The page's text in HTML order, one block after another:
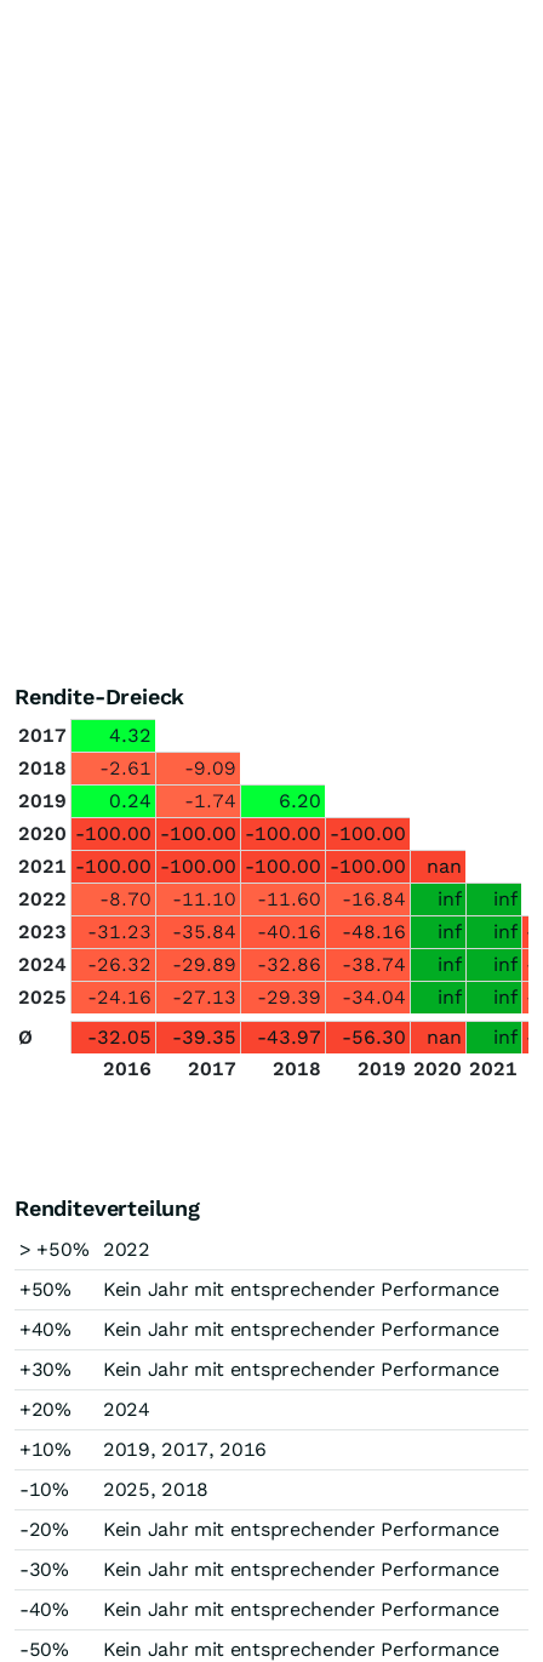
Rendite-Dreieck
2017
4.32
2018
-2.61
-9.09
2019
0.24 -1.74
6.20
2020 -100.00 -100.00 -100.00 -100.00
2021 -100.00 -100.00 -100.00 -100.00
nan
2022
-8.70 -11.10 -11.60 -16.84 inf
inf
2023
-31.23 -35.84 -40.16 -48.16 inf inf -
2024
-26.32 -29.89 -32.86 -38.74 inf inf -
2025
-24.16 -27.13 -29.39 -34.04 inf inf -
Ø
-32.05 -39.35 -43.97 -56.30 nan inf -
2016
2017 2018 2019 2020 2021
Renditeverteilung
> +50%
2022
+50%
Kein Jahr mit entsprechender Performance
+40%
Kein Jahr mit entsprechender Performance
+30%
Kein Jahr mit entsprechender Performance
+20%
2024
+10%
2019, 2017, 2016
-10%
2025, 2018
-20%
Kein Jahr mit entsprechender Performance
-30%
Kein Jahr mit entsprechender Performance
-40%
Kein Jahr mit entsprechender Performance
-50%
Kein Jahr mit entsprechender Performance